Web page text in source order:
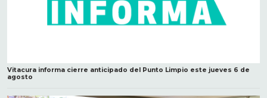
Vitacura informa cierre anticipado del Punto Limpio este jueves 6 de
agosto